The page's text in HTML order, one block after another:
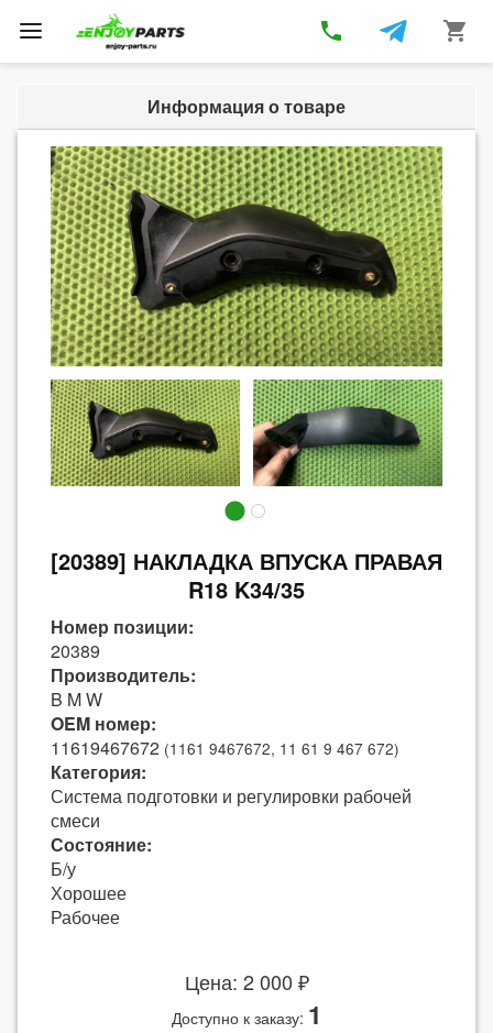
Toggle
navigation
phone shopping_cart
Информация о товаре
[20389] НАКЛАДКА ВПУСКА ПРАВАЯ
R18 K34/35
Номер позиции:
20389
Производитель:
B M W
OEM номер:
11619467672 (1161 9467672, 11 61 9 467 672)
Категория:
Система подготовки и регулировки рабочей
смеси
Состояние:
Б/у
Хорошее
Рабочее
Цена: 2 000 ₽
Доступно к заказу: 1